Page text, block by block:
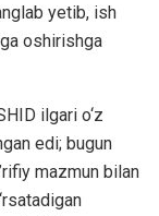
yetib, ish
oshirishga
ilgari o‘z
edi; bugun
mazmun bilan